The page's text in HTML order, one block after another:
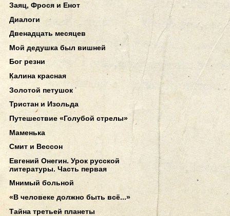
Заяц, Фрося и Енот
Диалоги
Двенадцать месяцев
Мой дедушка был вишней
Бог резни
Калина красная
Золотой петушок
Тристан и Изольда
Путешествие «Голубой стрелы»
Маменька
Смит и Вессон
Евгений Онегин. Урок русской
литературы. Часть первая
Мнимый больной
«В человеке должно быть всё...»
Тайна третьей планеты